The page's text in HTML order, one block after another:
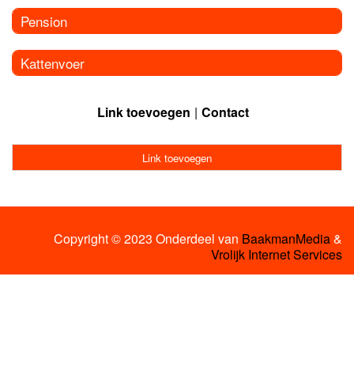
Pension
Kattenvoer
Link toevoegen Contact
Link toevoegen
Copyright © 2023 Onderdeel van BaakmanMedia&
Vrolijk Internet Services